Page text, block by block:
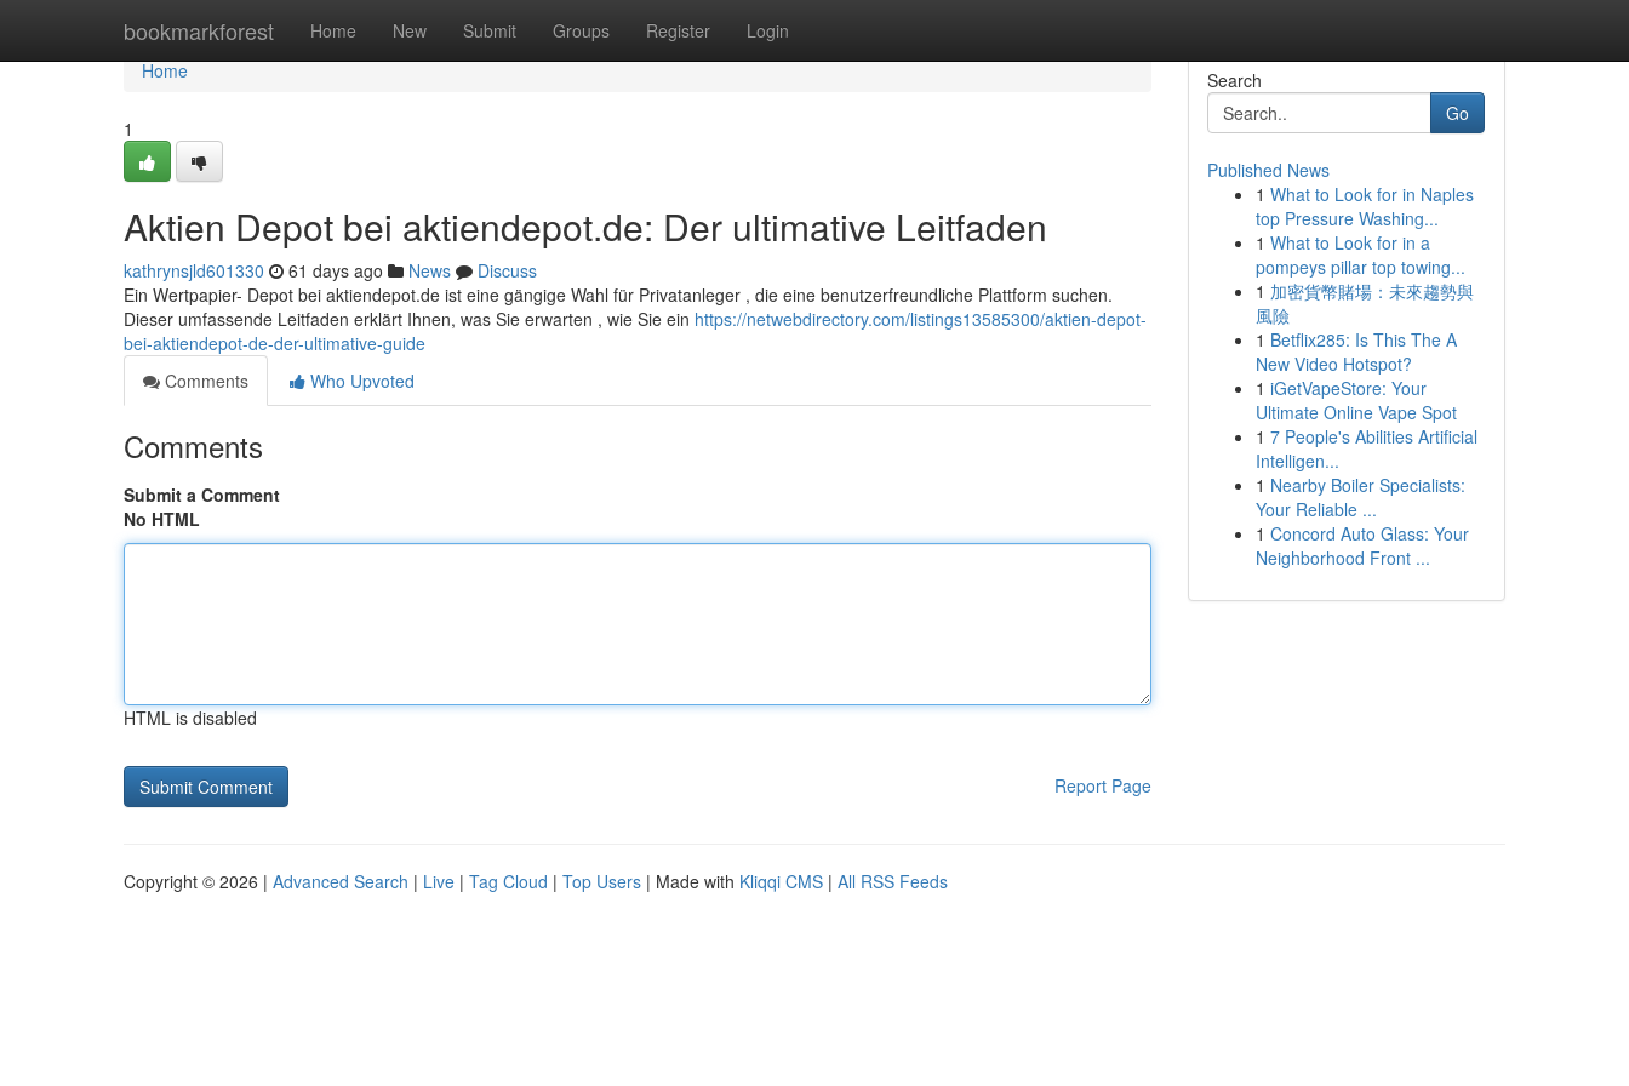
bookmarkforest Home New Submit Groups Register Login
Home
Home
1
Aktien Depot bei aktiendepot.de: Der ultimative Leitfaden
kathrynsjld601330 61 days ago News
Discuss
Ein Wertpapier- Depot bei aktiendepot.de ist eine gängige Wahl für Privatanleger , die eine benutzerfreundliche Plattform suchen.
Dieser umfassende Leitfaden erklärt Ihnen, was Sie erwarten , wie Sie ein https://netwebdirectory.com/listings13585300/aktien-depot-
bei-aktiendepot-de-der-ultimative-guide
Comments
Who Upvoted
Comments
Submit a Comment
No HTML
HTML is disabled
Report Page
Search
Go
Published News
1 What to Look for in Naples
top Pressure Washing...
1 What to Look for in a
pompeys pillar top towing...
1 加密貨幣賭場：未來趨勢與
風險
1 Betflix285: Is This The A
New Video Hotspot?
1 iGetVapeStore: Your
Ultimate Online Vape Spot
1 7 People's Abilities Artificial
Intelligen...
1 Nearby Boiler Specialists:
Your Reliable ...
1 Concord Auto Glass: Your
Neighborhood Front ...
Copyright © 2026 | Advanced Search | Live | Tag Cloud | Top Users | Made with Kliqqi CMS | All RSS Feeds